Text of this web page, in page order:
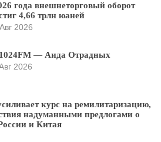
года внешнеторговый оборот
4,66 трлн юаней
2026
— Аида Отрадных
2026
курс на ремилитаризацию,
надуманными предлогами о
и Китая